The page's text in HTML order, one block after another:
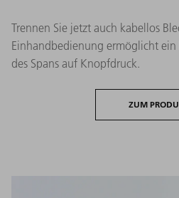
Trennen Sie jetzt auch kabellos
Einhandbedienung ermöglicht
des Spans auf Knopfdruck.
ZUM